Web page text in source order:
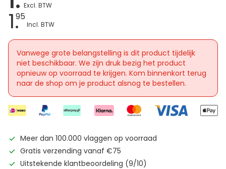
1.95
Vanwege grote belangstelling is dit product tijdelijk
niet beschikbaar. We zijn druk bezig het product
opnieuw op voorraad te krijgen. Kom binnenkort terug
naar de shop om je product alsnog te bestellen.
Meer dan 100.000 vlaggen op voorraad
Gratis verzending vanaf €75
Uitstekende klantbeoordeling (9/10)